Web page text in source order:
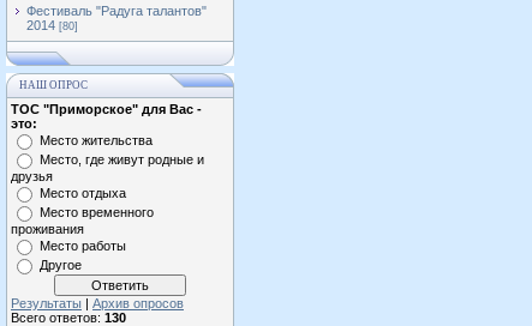
Фестиваль "Радуга талантов"
2014 [80]
НАШ ОПРОС
ТОС "Приморское" для Вас -
это:
Место жительства
Место, где живут родные и
друзья
Место отдыха
Место временного
проживания
Место работы
Другое
Результаты | Архив опросов
Всего ответов: 130